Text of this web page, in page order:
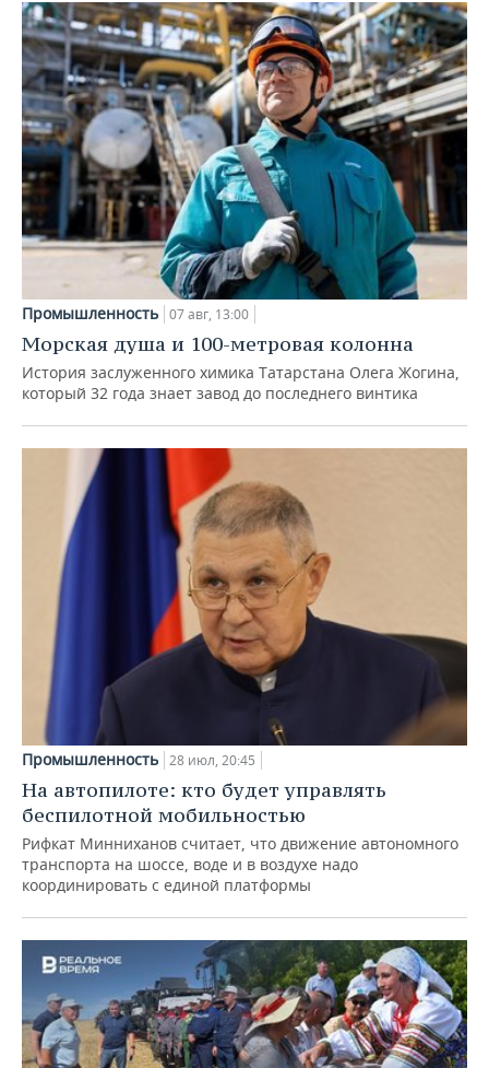
Промышленность 07 авг, 13:00
Морская душа и 100-метровая колонна
История заслуженного химика Татарстана Олега Жогина,
который 32 года знает завод до последнего винтика
Промышленность 28 июл, 20:45
На автопилоте: кто будет управлять
беспилотной мобильностью
Рифкат Минниханов считает, что движение автономного
транспорта на шоссе, воде и в воздухе надо
координировать с единой платформы